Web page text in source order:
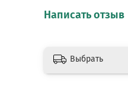
душистый
Рецепты
грога и
Написать отзыв
Выбрать